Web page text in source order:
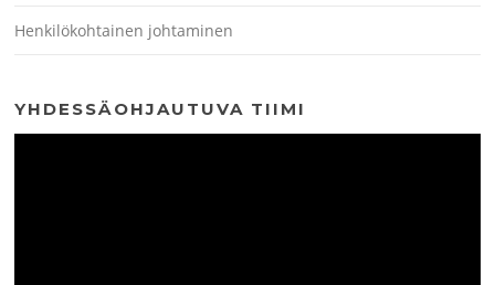
Henkilökohtainen johtaminen
YHDESSÄOHJAUTUVA TIIMI